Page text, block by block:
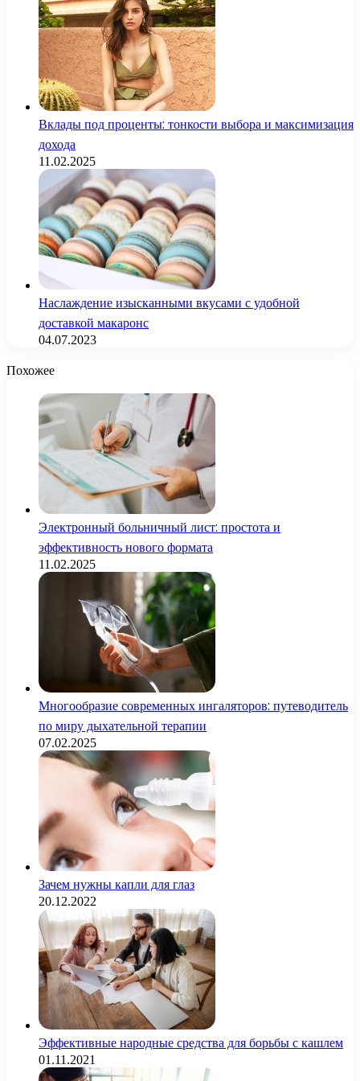
Вклады под проценты: тонкости выбора и максимизация
дохода
11.02.2025
Наслаждение изысканными вкусами с удобной
доставкой макаронс
04.07.2023
Похожее
Электронный больничный лист: простота и
эффективность нового формата
11.02.2025
Многообразие современных ингаляторов: путеводитель
по миру дыхательной терапии
07.02.2025
Зачем нужны капли для глаз
20.12.2022
Эффективные народные средства для борьбы с кашлем
01.11.2021